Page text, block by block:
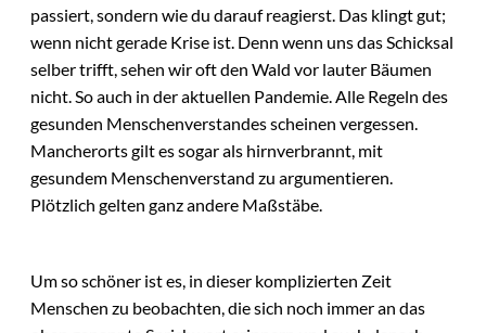
passiert, sondern wie du darauf reagierst. Das klingt gut;
wenn nicht gerade Krise ist. Denn wenn uns das Schicksal
selber trifft, sehen wir oft den Wald vor lauter Bäumen
nicht. So auch in der aktuellen Pandemie. Alle Regeln des
gesunden Menschenverstandes scheinen vergessen.
Mancherorts gilt es sogar als hirnverbrannt, mit
gesundem Menschenverstand zu argumentieren.
Plötzlich gelten ganz andere Maßstäbe.
Um so schöner ist es, in dieser komplizierten Zeit
Menschen zu beobachten, die sich noch immer an das